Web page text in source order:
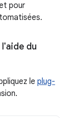
pour
du
le plug-